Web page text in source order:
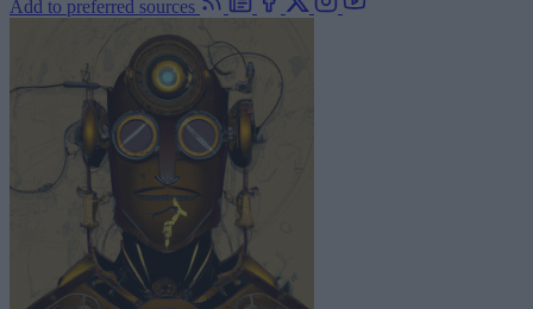
Add to preferred sources